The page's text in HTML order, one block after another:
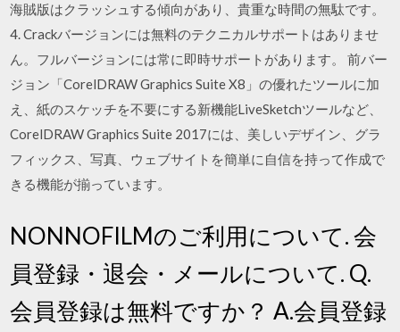
海賊版はクラッシュする傾向があり、貴重な時間の無駄です。
4. Crackバージョンには無料のテクニカルサポートはありませ
ん。フルバージョンには常に即時サポートがあります。 前バー
ジョン「CorelDRAW Graphics Suite X8」の優れたツールに加
え、紙のスケッチを不要にする新機能LiveSketchツールなど、
CorelDRAW Graphics Suite 2017には、美しいデザイン、グラ
フィックス、写真、ウェブサイトを簡単に自信を持って作成で
きる機能が揃っています。
NONNOFILMのご利用について. 会
員登録・退会・メールについて. Q.
会員登録は無料ですか？ A.会員登録